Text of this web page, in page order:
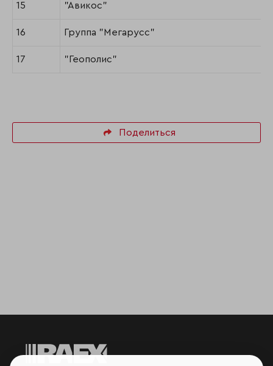
15 "Авикос"
16 Группа "Мегарусс"
17 "Геополис"
Поделиться